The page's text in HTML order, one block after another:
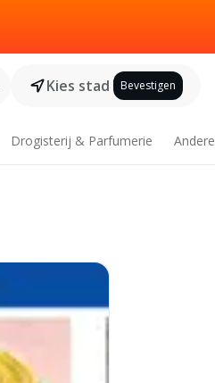
Kies stad Bevestigen
Drogisterij & Parfumerie Andere